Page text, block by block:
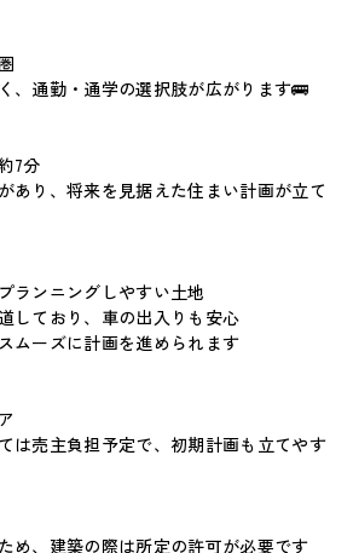
、通勤・通学の選択肢が広がります🚌
7分
あり、将来を見据えた住まい計画が立て
ランニングしやすい土地
しており、車の出入りも安心
ムーズに計画を進められます
は売主負担予定で、初期計画も立てやす
め、建築の際は所定の許可が必要です